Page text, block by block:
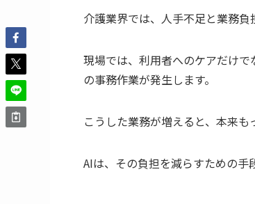
介護業界では、人手不足と業務負
現場では、利用者へのケアだけ
の事務作業が発生します。
こうした業務が増えると、本来
AIは、その負担を減らすための手